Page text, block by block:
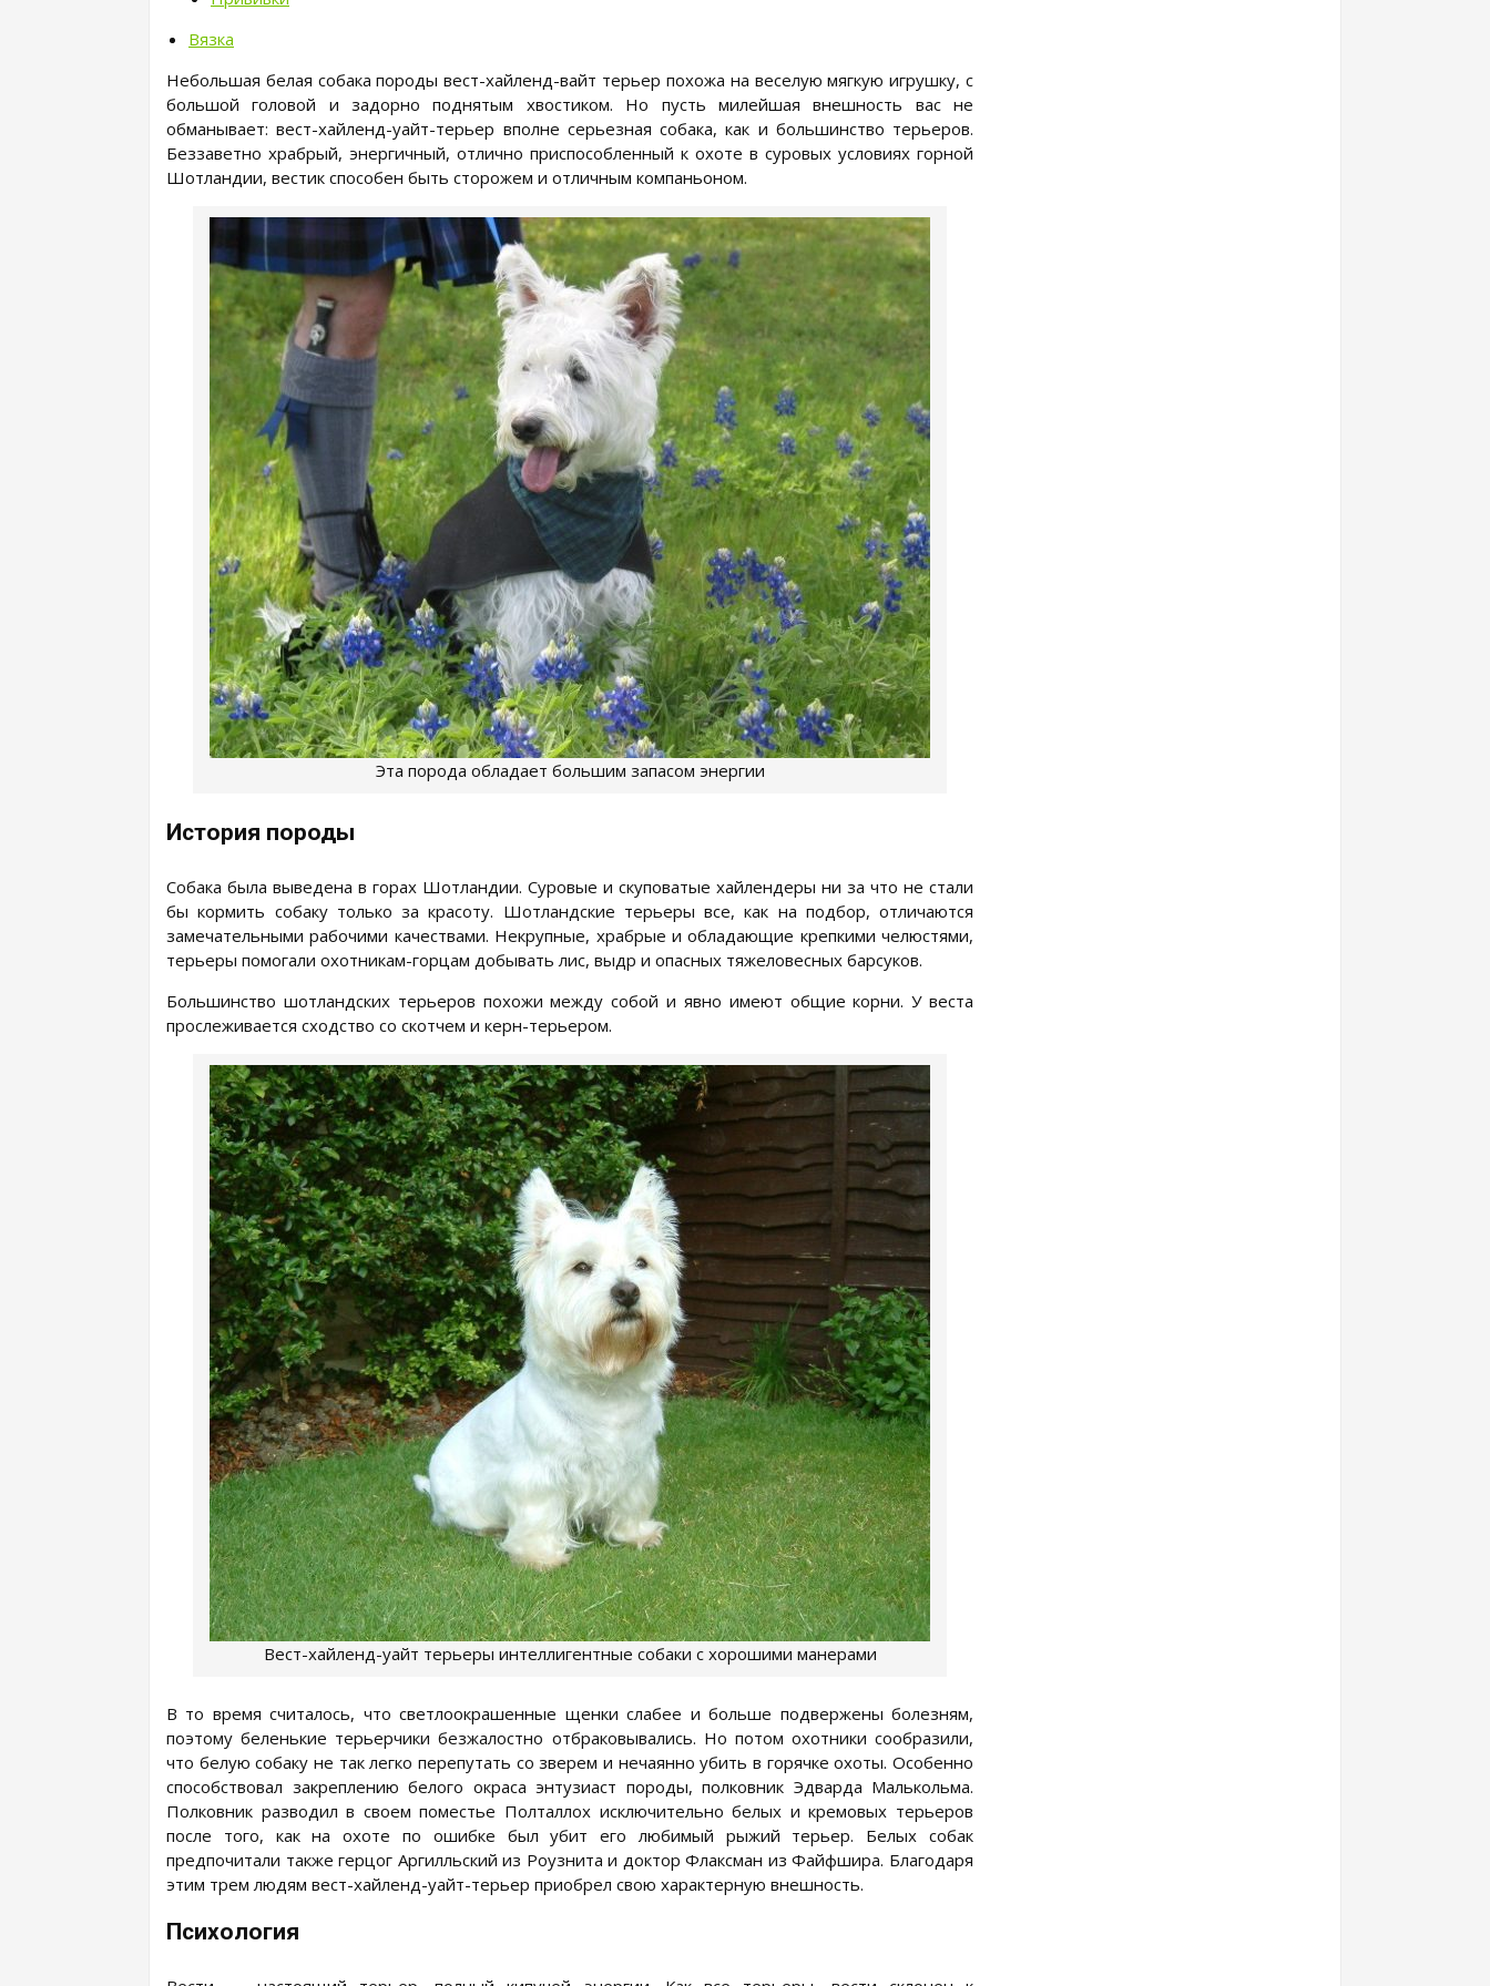
Вязка
Небольшая белая собака породы вест-хайленд-вайт терьер похожа на веселую мягкую игрушку, с
большой головой и задорно поднятым хвостиком. Но пусть милейшая внешность вас не
обманывает: вест-хайленд-уайт-терьер вполне серьезная собака, как и большинство терьеров.
Беззаветно храбрый, энергичный, отлично приспособленный к охоте в суровых условиях горной
Шотландии, вестик способен быть сторожем и отличным компаньоном.
Эта порода обладает большим запасом энергии
История породы
Собака была выведена в горах Шотландии. Суровые и скуповатые хайлендеры ни за что не стали
бы кормить собаку только за красоту. Шотландские терьеры все, как на подбор, отличаются
замечательными рабочими качествами. Некрупные, храбрые и обладающие крепкими челюстями,
терьеры помогали охотникам-горцам добывать лис, выдр и опасных тяжеловесных барсуков.
Большинство шотландских терьеров похожи между собой и явно имеют общие корни. У веста
прослеживается сходство со скотчем и керн-терьером.
Вест-хайленд-уайт терьеры интеллигентные собаки с хорошими манерами
В то время считалось, что светлоокрашенные щенки слабее и больше подвержены болезням,
поэтому беленькие терьерчики безжалостно отбраковывались. Но потом охотники сообразили,
что белую собаку не так легко перепутать со зверем и нечаянно убить в горячке охоты. Особенно
способствовал закреплению белого окраса энтузиаст породы, полковник Эдварда Малькольма.
Полковник разводил в своем поместье Полталлох исключительно белых и кремовых терьеров
после того, как на охоте по ошибке был убит его любимый рыжий терьер. Белых собак
предпочитали также герцог Аргилльский из Роузнита и доктор Флаксман из Файфшира. Благодаря
этим трем людям вест-хайленд-уайт-терьер приобрел свою характерную внешность.
Психология